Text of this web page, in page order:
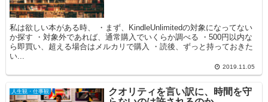
私は欲しい本がある時、 ・まず、KindleUnlimitedの対象になってない
か探す ・対象外であれば、通常購入でいくらか調べる ・500円以内な
ら即買い、超える場合はメルカリで購入 ・読後、ずっと持っておきた
い...
2019.11.05
人生観・仕事観
クオリティを言い訳に、時間を守